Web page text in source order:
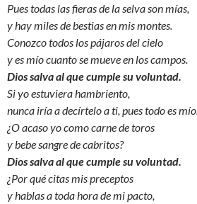
Pues todas las fieras de la selva son mías,
y hay miles de bestias en mis montes.
Conozco todos los pájaros del cielo
y es mío cuanto se mueve en los campos.
Dios salva al que cumple su voluntad.
Si yo estuviera hambriento,
nunca iría a decírtelo a ti, pues todo es mío.
¿O acaso yo como carne de toros
y bebe sangre de cabritos?
Dios salva al que cumple su voluntad.
¿Por qué citas mis preceptos
y hablas a toda hora de mi pacto,